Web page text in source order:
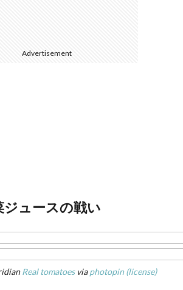
Advertisement
ジュースの戦い
Real tomatoesviaphotopin (license)